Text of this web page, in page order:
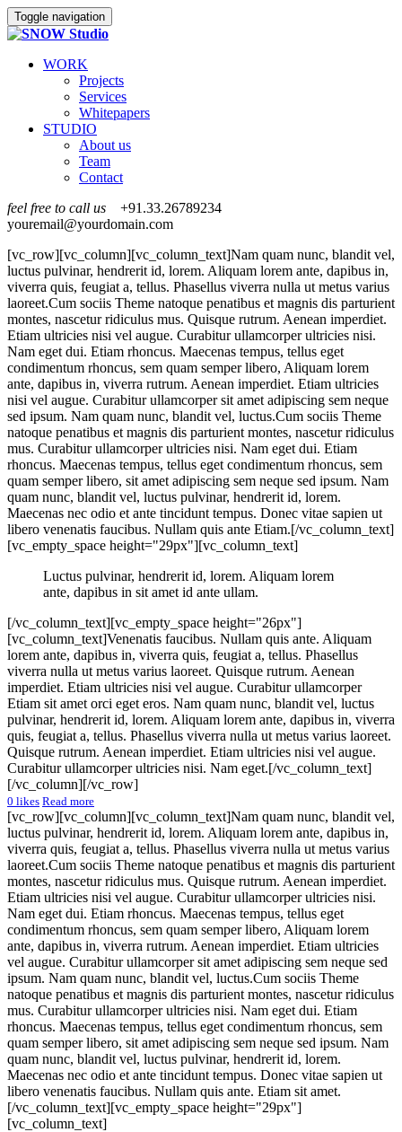
Toggle navigation
WORK
Projects
Services
Whitepapers
STUDIO
About us
Team
Contact
feel free to call us
+91.33.26789234
youremail@yourdomain.com
[vc_row][vc_column][vc_column_text]Nam quam nunc, blandit vel,
luctus pulvinar, hendrerit id, lorem. Aliquam lorem ante, dapibus in,
viverra quis, feugiat a, tellus. Phasellus viverra nulla ut metus varius
laoreet.Cum sociis Theme natoque penatibus et magnis dis parturient
montes, nascetur ridiculus mus. Quisque rutrum. Aenean imperdiet.
Etiam ultricies nisi vel augue. Curabitur ullamcorper ultricies nisi.
Nam eget dui. Etiam rhoncus. Maecenas tempus, tellus eget
condimentum rhoncus, sem quam semper libero, Aliquam lorem
ante, dapibus in, viverra rutrum. Aenean imperdiet. Etiam ultricies
nisi vel augue. Curabitur ullamcorper sit amet adipiscing sem neque
sed ipsum. Nam quam nunc, blandit vel, luctus.Cum sociis Theme
natoque penatibus et magnis dis parturient montes, nascetur ridiculus
mus. Curabitur ullamcorper ultricies nisi. Nam eget dui. Etiam
rhoncus. Maecenas tempus, tellus eget condimentum rhoncus, sem
quam semper libero, sit amet adipiscing sem neque sed ipsum. Nam
quam nunc, blandit vel, luctus pulvinar, hendrerit id, lorem.
Maecenas nec odio et ante tincidunt tempus. Donec vitae sapien ut
libero venenatis faucibus. Nullam quis ante Etiam.[/vc_column_text]
[vc_empty_space height="29px"][vc_column_text]
Luctus pulvinar, hendrerit id, lorem. Aliquam lorem
ante, dapibus in sit amet id ante ullam.
[/vc_column_text][vc_empty_space height="26px"]
[vc_column_text]Venenatis faucibus. Nullam quis ante. Aliquam
lorem ante, dapibus in, viverra quis, feugiat a, tellus. Phasellus
viverra nulla ut metus varius laoreet. Quisque rutrum. Aenean
imperdiet. Etiam ultricies nisi vel augue. Curabitur ullamcorper
Etiam sit amet orci eget eros. Nam quam nunc, blandit vel, luctus
pulvinar, hendrerit id, lorem. Aliquam lorem ante, dapibus in, viverra
quis, feugiat a, tellus. Phasellus viverra nulla ut metus varius laoreet.
Quisque rutrum. Aenean imperdiet. Etiam ultricies nisi vel augue.
Curabitur ullamcorper ultricies nisi. Nam eget.[/vc_column_text]
[/vc_column][/vc_row]
0 likes Read more
[vc_row][vc_column][vc_column_text]Nam quam nunc, blandit vel,
luctus pulvinar, hendrerit id, lorem. Aliquam lorem ante, dapibus in,
viverra quis, feugiat a, tellus. Phasellus viverra nulla ut metus varius
laoreet.Cum sociis Theme natoque penatibus et magnis dis parturient
montes, nascetur ridiculus mus. Quisque rutrum. Aenean imperdiet.
Etiam ultricies nisi vel augue. Curabitur ullamcorper ultricies nisi.
Nam eget dui. Etiam rhoncus. Maecenas tempus, tellus eget
condimentum rhoncus, sem quam semper libero, Aliquam lorem
ante, dapibus in, viverra rutrum. Aenean imperdiet. Etiam ultricies
vel augue. Curabitur ullamcorper sit amet adipiscing sem neque sed
ipsum. Nam quam nunc, blandit vel, luctus.Cum sociis Theme
natoque penatibus et magnis dis parturient montes, nascetur ridiculus
mus. Curabitur ullamcorper ultricies nisi. Nam eget dui. Etiam
rhoncus. Maecenas tempus, tellus eget condimentum rhoncus, sem
quam semper libero, sit amet adipiscing sem neque sed ipsum. Nam
quam nunc, blandit vel, luctus pulvinar, hendrerit id, lorem.
Maecenas nec odio et ante tincidunt tempus. Donec vitae sapien ut
libero venenatis faucibus. Nullam quis ante. Etiam sit amet.
[/vc_column_text][vc_empty_space height="29px"]
[vc_column_text]